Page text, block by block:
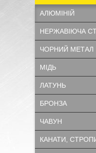
АЛЮМІНІЙ
НЕРЖАВІЮЧА
ЧОРНИЙ МЕТАЛ
МІДЬ
ЛАТУНЬ
БРОНЗА
ЧАВУН
КАНАТИ,